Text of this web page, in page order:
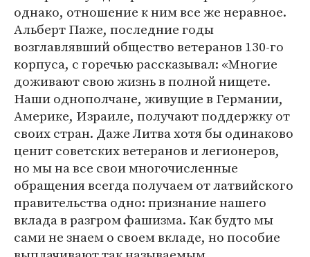
однако, отношение к ним все же неравное.
Альберт Паже, последние годы
возглавлявший общество ветеранов 130-го
корпуса, с горечью рассказывал: «Многие
доживают свою жизнь в полной нищете.
Наши однополчане, живущие в Германии,
Америке, Израиле, получают поддержку от
своих стран. Даже Литва хотя бы одинаково
ценит советских ветеранов и легионеров,
но мы на все свои многочисленные
обращения всегда получаем от латвийского
правительства одно: признание нашего
вклада в разгром фашизма. Как будто мы
сами не знаем о своем вкладе, но пособие